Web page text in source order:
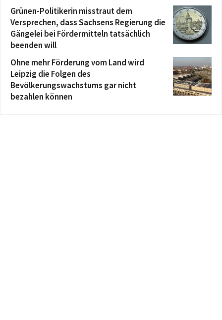
Grünen-Politikerin misstraut dem
Versprechen, dass Sachsens Regierung die
Gängelei bei Fördermitteln tatsächlich
beenden will
Ohne mehr Förderung vom Land wird
Leipzig die Folgen des
Bevölkerungswachstums gar nicht
bezahlen können